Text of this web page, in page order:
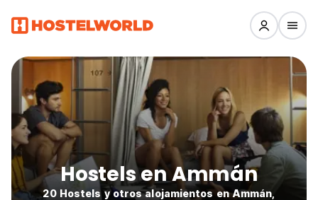
Hostels en Ammán
20 Hostels y otros alojamientos en Ammán,